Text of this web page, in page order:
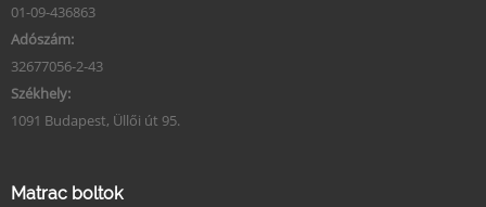
01-09-436863
Adószám:
32677056-2-43
Székhely:
1091 Budapest, Üllői út 95.
Matrac boltok